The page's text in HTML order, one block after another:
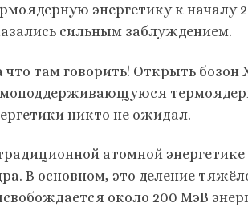
энергетику к началу
сильным заблуждением.
что там говорить! Открыть бозон
никто не ожидал.
атомной
В основном, это деление
около 200 МэВ